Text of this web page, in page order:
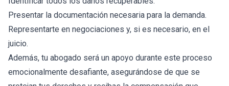
Presentar la documentación necesaria para la demanda.
Representarte en negociaciones y, si es necesario, en el
juicio.
Además, tu abogado será un apoyo durante este proceso
emocionalmente desafiante, asegurándose de que se